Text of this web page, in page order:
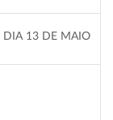
DIA 13 DE MAIO